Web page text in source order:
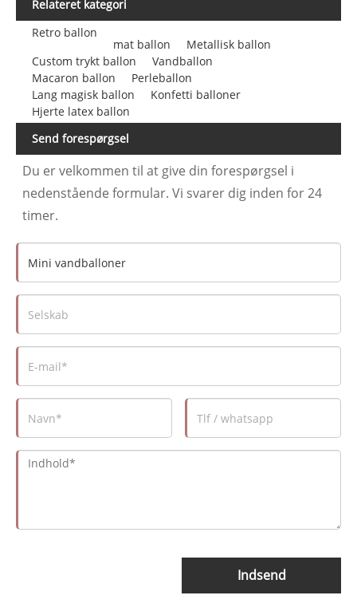
Relateret kategori
Retro ballon
mat ballon
Metallisk ballon
Custom trykt ballon
Vandballon
Macaron ballon
Perleballon
Lang magisk ballon
Konfetti balloner
Hjerte latex ballon
Send forespørgsel
Du er velkommen til at give din forespørgsel i
nedenstående formular. Vi svarer dig inden for 24
timer.
Indsend